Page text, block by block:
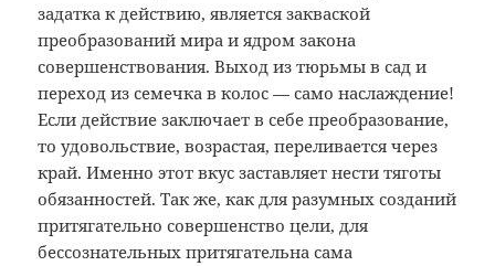
задатка к действию, является закваской
преобразований мира и ядром закона
совершенствования. Выход из тюрьмы в сад и
переход из семечка в колос — само наслаждение!
Если действие заключает в себе преобразование,
то удовольствие, возрастая, переливается через
край. Именно этот вкус заставляет нести тяготы
обязанностей. Так же, как для разумных созданий
притягательно совершенство цели, для
бессознательных притягательна сама